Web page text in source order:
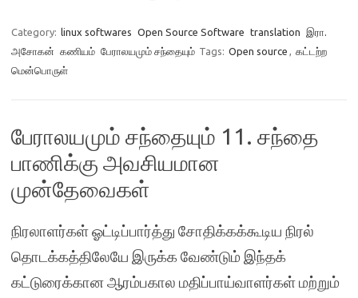
Category: linux softwares Open Source Software translation இரா.
அசோகன் கணியம் பேராலயமும் சந்தையும் Tags: Open source , கட்டற்ற
மென்பொருள்
பேராலயமும் சந்தையும் 11. சந்தை
பாணிக்கு அவசியமான
முன்தேவைகள்
நிரலாளர்கள் ஓட்டிப்பார்த்து சோதிக்கக்கூடிய நிரல்
தொடக்கத்திலேயே இருக்க வேண்டும் இந்தக்
கட்டுரைக்கான ஆரம்பகால மதிப்பாய்வாளர்கள் மற்றும்